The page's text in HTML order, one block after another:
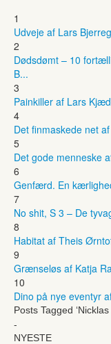
1
Udveje af Lars
2
Dødsdømt – 10
B...
3
Painkiller af Lars
4
Det finmaskede net
5
Det gode menneske
6
Genfærd. En
7
No shit, S 3 – De
8
Habitat af Theis
9
Grænseløs af Katja
10
Dino på nye eventyr
Posts Tagged
-
NYESTE